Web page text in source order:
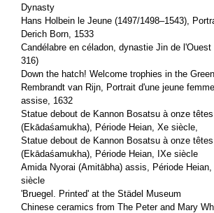
Dynasty
Hans Holbein le Jeune (1497/1498–1543),
Derich Born, 1533
Candélabre en céladon, dynastie Jin de l'Ouest
316)
Down the hatch! Welcome trophies in the
Rembrandt van Rijn, Portrait d'une jeune femme
assise, 1632
Statue debout de Kannon Bosatsu à onze têtes
(Ekādaśamukha), Période Heian, Xe siècle,
Statue debout de Kannon Bosatsu à onze têtes
(Ekādaśamukha), Période Heian, IXe siècle
Amida Nyorai (Amitābha) assis, Période
siècle
'Bruegel. Printed' at the Städel Museum
Chinese ceramics from The Peter and Mary